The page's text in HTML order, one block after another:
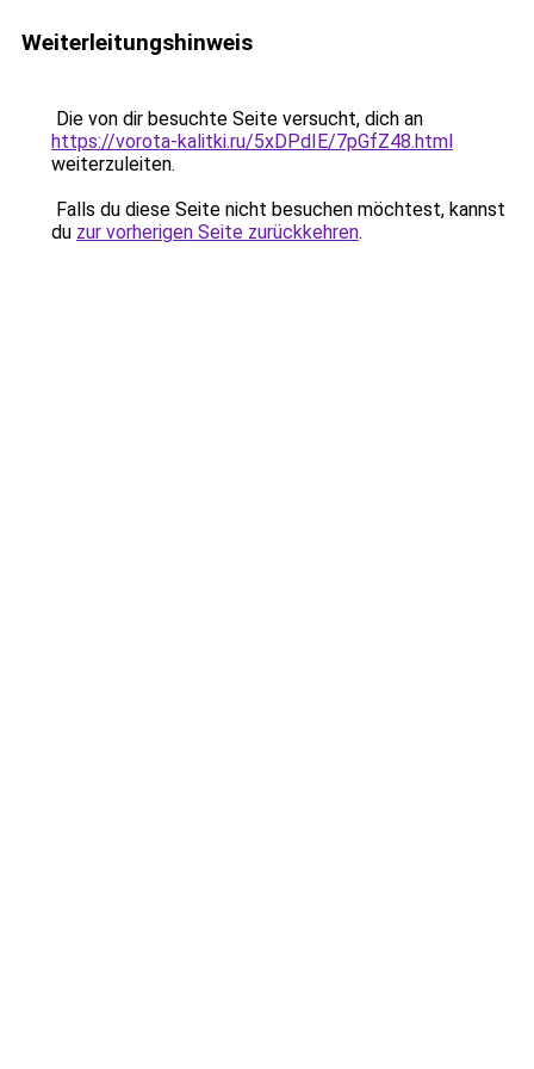
Weiterleitungshinweis
Die von dir besuchte Seite versucht, dich an
https://vorota-kalitki.ru/5xDPdIE/7pGfZ48.html
weiterzuleiten.
Falls du diese Seite nicht besuchen möchtest, kannst
du zur vorherigen Seite zurückkehren.